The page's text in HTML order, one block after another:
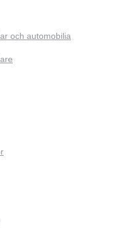
och automobilia